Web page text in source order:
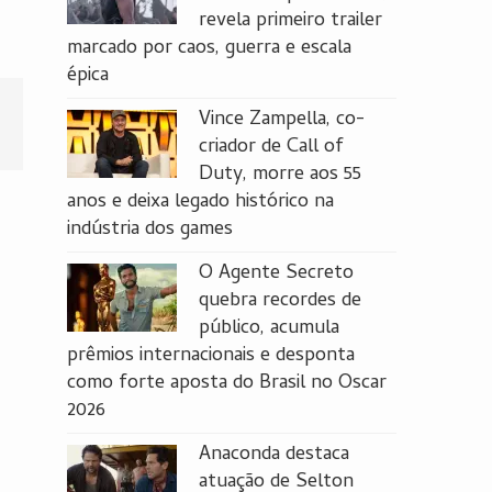
revela primeiro trailer
marcado por caos, guerra e escala
épica
Vince Zampella, co-
criador de Call of
Duty, morre aos 55
anos e deixa legado histórico na
indústria dos games
O Agente Secreto
quebra recordes de
público, acumula
prêmios internacionais e desponta
como forte aposta do Brasil no Oscar
2026
Anaconda destaca
atuação de Selton